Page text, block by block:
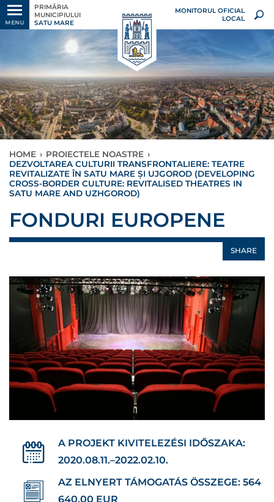
MENU
PRIMĂRIA
MUNICIPIULUI
SATU MARE
MONITORUL OFICIAL
LOCAL
HOME › PROIECTELE NOASTRE ›
DEZVOLTAREA CULTURII TRANSFRONTALIERE: TEATRE
REVITALIZATE ÎN SATU MARE ŞI UJGOROD (DEVELOPING
CROSS-BORDER CULTURE: REVITALISED THEATRES IN
SATU MARE AND UZHGOROD)
FONDURI EUROPENE
SHARE
A PROJEKT KIVITELEZÉSI IDŐSZAKA:
2020.08.11.–2022.02.10.
AZ ELNYERT TÁMOGATÁS ÖSSZEGE: 564
640,00 EUR